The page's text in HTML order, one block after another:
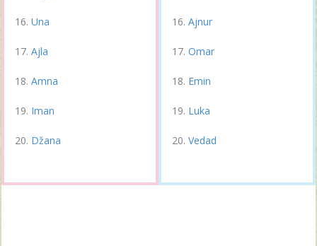
Una
Ajla
Amna
Iman
Džana
Ajnur
Omar
Emin
Luka
Vedad